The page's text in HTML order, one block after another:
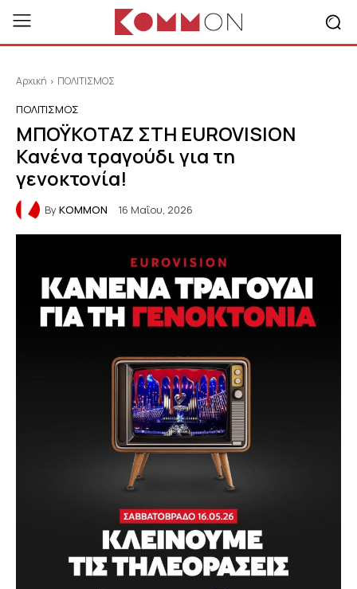
Αρχική ΠΟΛΙΤΙΣΜΟΣ
ΠΟΛΙΤΙΣΜΟΣ
ΜΠΟΫΚΟΤΑΖ ΣΤΗ EUROVISION
Κανένα τραγούδι για τη
γενοκτονία!
ByKOMMON 16 Μαΐου, 2026